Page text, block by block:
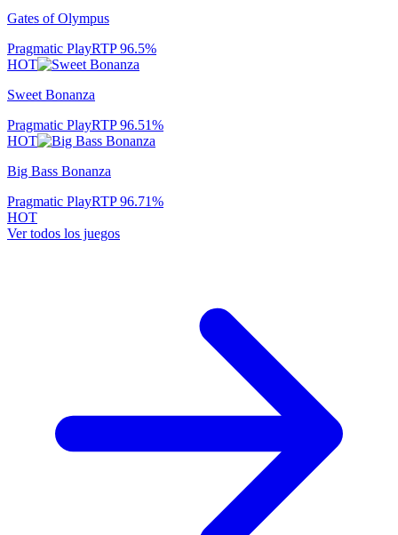
Gates of Olympus
Pragmatic PlayRTP96.5%
HOT
Sweet Bonanza
Pragmatic PlayRTP96.51%
HOT
Big Bass Bonanza
Pragmatic PlayRTP96.71%
HOT
Ver todos los juegos